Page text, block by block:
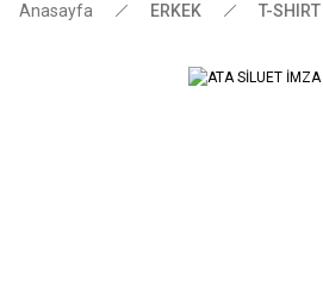
Anasayfa ERKEK T-SHIRT